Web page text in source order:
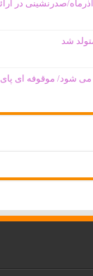
شد
شود/ موقوفه ای پای